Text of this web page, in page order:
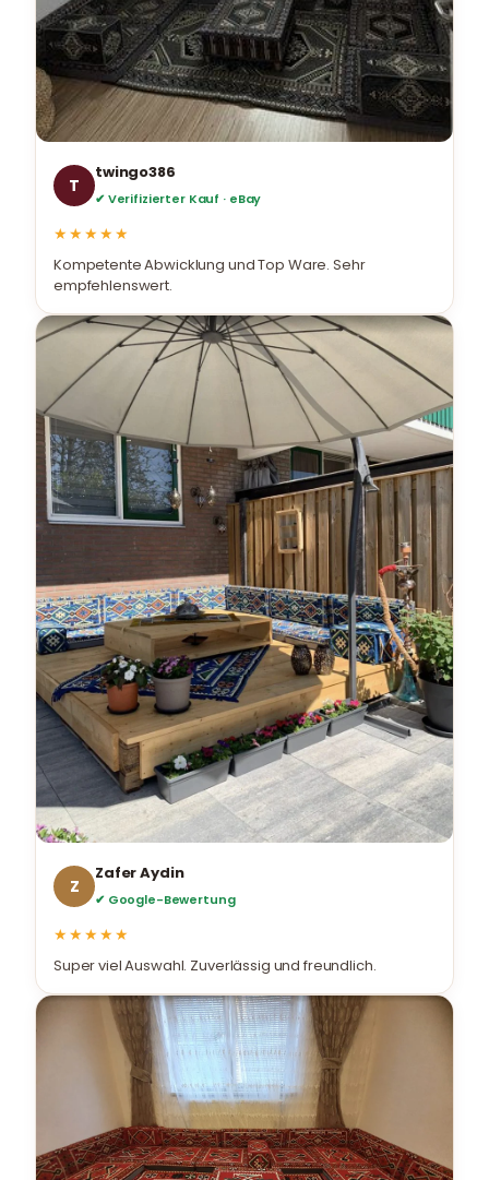
T
twingo386
✔ Verifizierter Kauf · eBay
★★★★★
Kompetente Abwicklung und Top Ware. Sehr
empfehlenswert.
Z
Zafer Aydin
✔ Google-Bewertung
★★★★★
Super viel Auswahl. Zuverlässig und freundlich.